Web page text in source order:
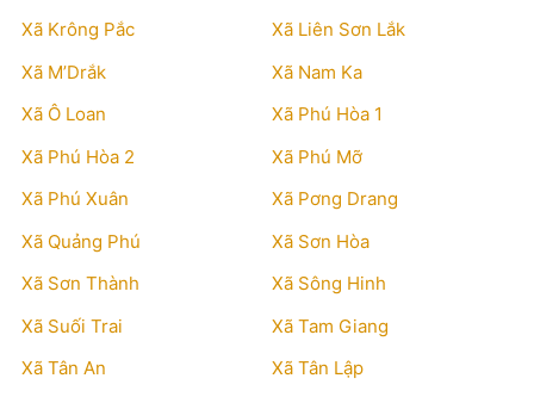
Xã Krông Pắc
Xã Liên Sơn Lắk
Xã M’Drắk
Xã Nam Ka
Xã Ô Loan
Xã Phú Hòa 1
Xã Phú Hòa 2
Xã Phú Mỡ
Xã Phú Xuân
Xã Pơng Drang
Xã Quảng Phú
Xã Sơn Hòa
Xã Sơn Thành
Xã Sông Hinh
Xã Suối Trai
Xã Tam Giang
Xã Tân An
Xã Tân Lập